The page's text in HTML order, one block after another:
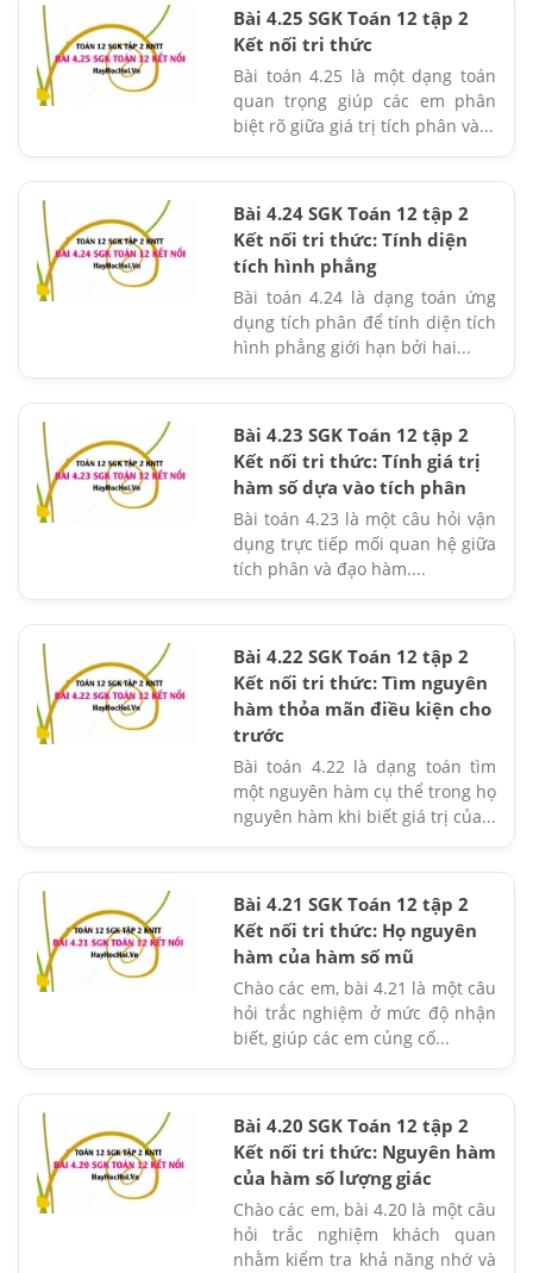
Bài 4.25 SGK Toán 12 tập 2
Kết nối tri thức
Bài toán 4.25 là một dạng toán
quan trọng giúp các em phân
biệt rõ giữa giá trị tích phân và...
Bài 4.24 SGK Toán 12 tập 2
Kết nối tri thức: Tính diện
tích hình phẳng
Bài toán 4.24 là dạng toán ứng
dụng tích phân để tính diện tích
hình phẳng giới hạn bởi hai...
Bài 4.23 SGK Toán 12 tập 2
Kết nối tri thức: Tính giá trị
hàm số dựa vào tích phân
Bài toán 4.23 là một câu hỏi vận
dụng trực tiếp mối quan hệ giữa
tích phân và đạo hàm....
Bài 4.22 SGK Toán 12 tập 2
Kết nối tri thức: Tìm nguyên
hàm thỏa mãn điều kiện cho
trước
Bài toán 4.22 là dạng toán tìm
một nguyên hàm cụ thể trong họ
nguyên hàm khi biết giá trị của...
Bài 4.21 SGK Toán 12 tập 2
Kết nối tri thức: Họ nguyên
hàm của hàm số mũ
Chào các em, bài 4.21 là một câu
hỏi trắc nghiệm ở mức độ nhận
biết, giúp các em củng cố...
Bài 4.20 SGK Toán 12 tập 2
Kết nối tri thức: Nguyên hàm
của hàm số lượng giác
Chào các em, bài 4.20 là một câu
hỏi trắc nghiệm khách quan
nhằm kiểm tra khả năng nhớ và